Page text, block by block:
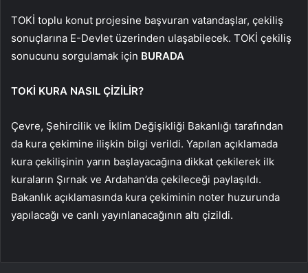
TOKİ toplu konut projesine başvuran vatandaşlar, çekiliş
sonuçlarına E-Devlet üzerinden ulaşabilecek. TOKİ çekiliş
sonucunu sorgulamak için BURADA
TOKİ KURA NASIL ÇİZİLİR?
Çevre, Şehircilik ve İklim Değişikliği Bakanlığı tarafından
da kura çekimine ilişkin bilgi verildi. Yapılan açıklamada
kura çekilişinin yarın başlayacağına dikkat çekilerek ilk
kuraların Şırnak ve Ardahan’da çekileceği paylaşıldı.
Bakanlık açıklamasında kura çekiminin noter huzurunda
yapılacağı ve canlı yayınlanacağının altı çizildi.